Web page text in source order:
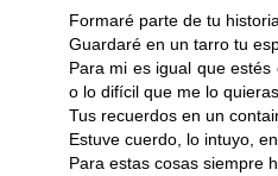
Formaré parte de tu
Guardaré en un tarro tu
Para mi es igual que
o lo difícil que me lo
Tus recuerdos en un
Estuve cuerdo, lo intuyo,
Para estas cosas siempre